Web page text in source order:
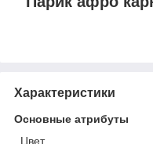
Характеристики
Основные атрибуты
Цвет